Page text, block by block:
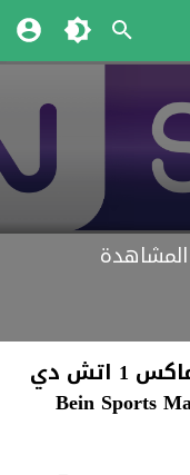
المشاهدة
مشاهدة قناة بي ان سبورت ماكس 1 اتش دي